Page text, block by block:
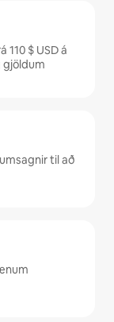
$ USD á
til að